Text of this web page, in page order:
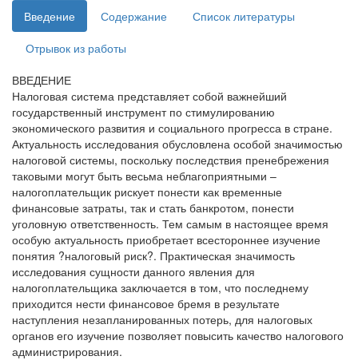
Введение
Содержание
Список литературы
Отрывок из работы
ВВЕДЕНИЕ
Налоговая система представляет собой важнейший
государственный инструмент по стимулированию
экономического развития и социального прогресса в стране.
Актуальность исследования обусловлена особой значимостью
налоговой системы, поскольку последствия пренебрежения
таковыми могут быть весьма неблагоприятными –
налогоплательщик рискует понести как временные
финансовые затраты, так и стать банкротом, понести
уголовную ответственность. Тем самым в настоящее время
особую актуальность приобретает всестороннее изучение
понятия ?налоговый риск?. Практическая значимость
исследования сущности данного явления для
налогоплательщика заключается в том, что последнему
приходится нести финансовое бремя в результате
наступления незапланированных потерь, для налоговых
органов его изучение позволяет повысить качество налогового
администрирования.